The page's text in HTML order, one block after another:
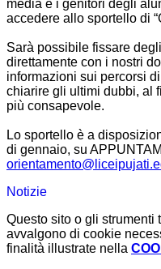
media e i genitori degli
accedere allo sportello di
Sarà possibile fissare
direttamente con i nostri
informazioni sui percorsi
chiarire gli ultimi dubbi, al
più consapevole.
Lo sportello è a
di gennaio, su
Notizie
Questo sito o gli strumenti
avvalgono di cookie
finalità illustrate nella